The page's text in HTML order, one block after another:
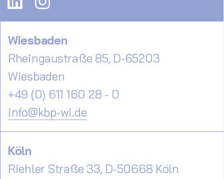
Wiesbaden
Rheingaustraße 85, D-65203
Wiesbaden
+49 (0) 611 160 28 - 0
info@kbp-wi.de
Köln
Riehler Straße 33, D-50668 Köln